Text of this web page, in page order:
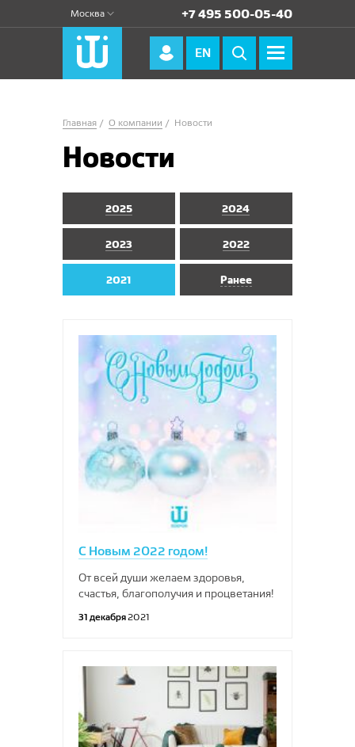
Москва +7 495 500-05-40
EN
Главная О компании Новости
Новости
2025 2024
2023 2022
2021 Ранее
С Новым 2022 годом!
От всей души желаем здоровья,
счастья, благополучия и процветания!
31 декабря2021